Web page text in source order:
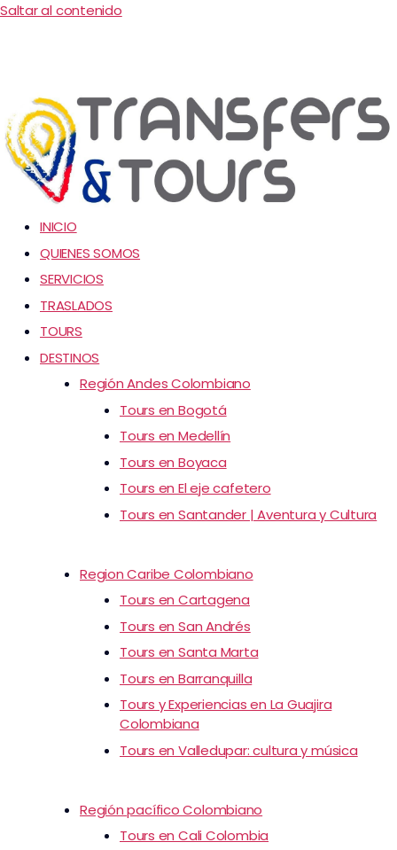
Saltar al contenido
INICIO
QUIENES SOMOS
SERVICIOS
TRASLADOS
TOURS
DESTINOS
Región Andes Colombiano
Tours en Bogotá
Tours en Medellín
Tours en Boyaca
Tours en El eje cafetero
Tours en Santander | Aventura y Cultura
Region Caribe Colombiano
Tours en Cartagena
Tours en San Andrés
Tours en Santa Marta
Tours en Barranquilla
Tours y Experiencias en La Guajira
Colombiana
Tours en Valledupar: cultura y música
Región pacífico Colombiano
Tours en Cali Colombia